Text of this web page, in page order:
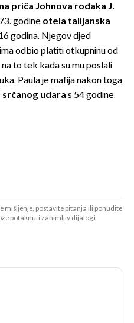
priča Johnova rođaka J.
godine otela talijanska
godina. Njegov djed
odbio platiti otkupninu od
to tek kada su mu poslali
Paula je mafija nakon toga
udara s 54 godine.
mišljenje, postavite pitanja ili ponudite
potaknuti zanimljiv dijalog i